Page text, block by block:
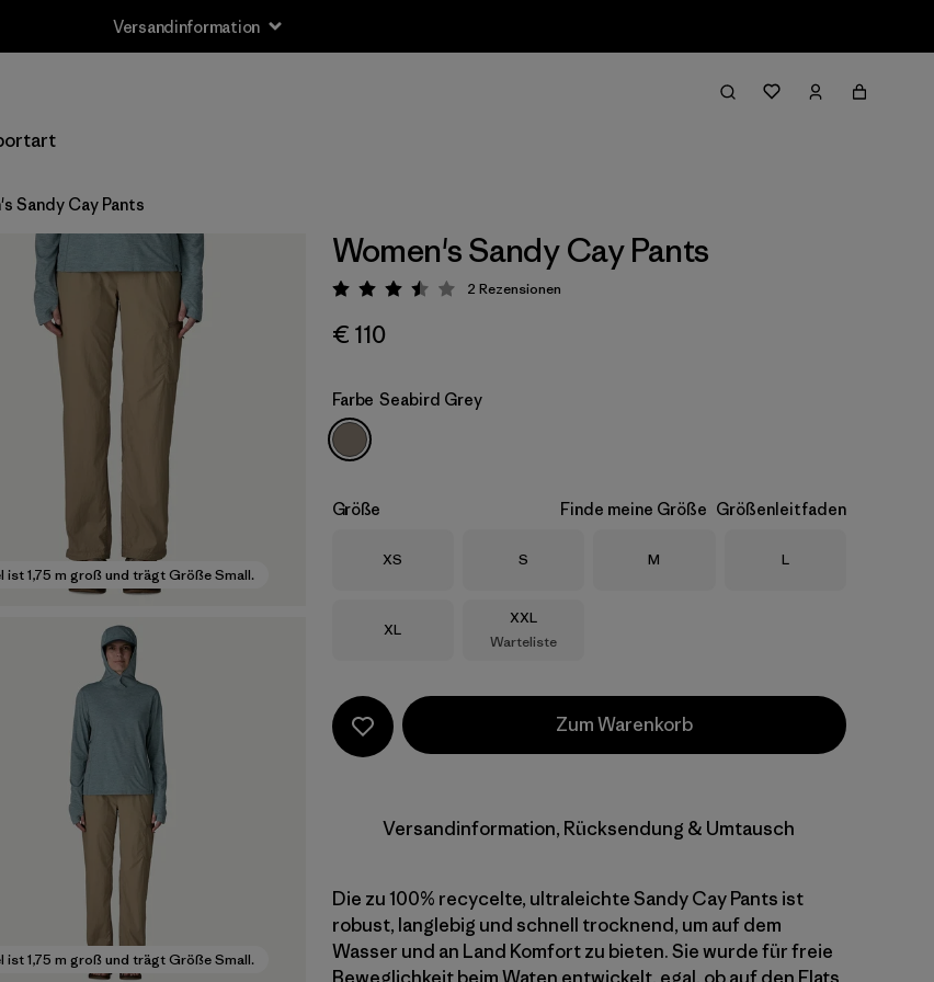
Versandinformation
Sandy Cay Pants
ist 1,75 m groß und trägt Größe Small.
ist 1,75 m groß und trägt Größe Small.
Women's Sandy Cay Pants
Bewertung: 3.5 / 5
2 Rezensionen
€ 110
Farbe Seabird Grey
Größe Finde meine Größe Größenleitfaden
Größe
XS Größe
S Größe
M Größe
L
Größe
XL
Größe
XXL
Warteliste
Zum Warenkorb
Versandinformation, Rücksendung & Umtausch
Die zu 100% recycelte, ultraleichte Sandy Cay Pants ist
robust, langlebig und schnell trocknend, um auf dem
Wasser und an Land Komfort zu bieten. Sie wurde für freie